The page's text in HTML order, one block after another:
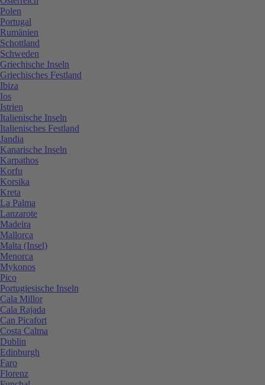
Polen
Portugal
Rumänien
Schottland
Schweden
Griechische Inseln
Griechisches Festland
Ibiza
Ios
Istrien
Italienische Inseln
Italienisches Festland
Jandia
Kanarische Inseln
Karpathos
Korfu
Korsika
Kreta
La Palma
Lanzarote
Madeira
Mallorca
Malta (Insel)
Menorca
Mykonos
Pico
Portugiesische Inseln
Cala Millor
Cala Rajada
Can Picafort
Costa Calma
Dublin
Edinburgh
Faro
Florenz